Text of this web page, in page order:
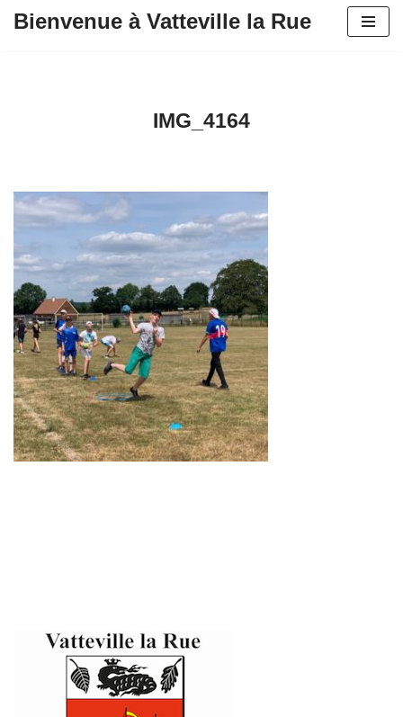
Bienvenue à Vatteville la Rue
IMG_4164